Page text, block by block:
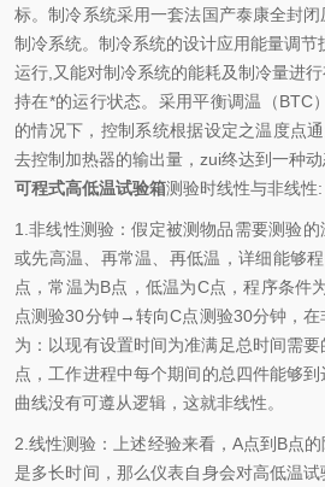
标。制冷系统采用一套法国产泰康全封
制冷系统。制冷系统的设计应用能量调节
运行,又能对制冷系统的能耗及制冷量进
持在*的运行状态。采用平衡调温（BTC
的情况下，控制系统根据设定之温度点
去控制加热器的输出量，zui终达到一种动
可程式高低温试验箱测验时线性与非线性:
1.非线性测验：假定被测物品需要测验的
或先高温、再常温、再低温，详细能够
点，常温为B点，低温为C点，程序条件
点测验30分钟→转向C点测验30分钟，在
为：以现有设置时间为准满足总时间需
点，工作进程中每个期间的总四件能够
曲线没有可遵从逻辑，这就非线性。
2.线性测验：上述经验来看，A点到B点
是多长时间，那么仪表自身会对高低温试